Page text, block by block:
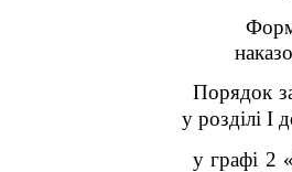
Порядок
у розділі I
у графі 2